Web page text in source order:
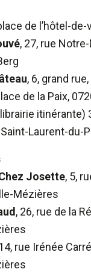
de l’hôtel-
, 27, rue
, 6, grand
de la Paix,
itinérante)
Laurent-du-
Josette, 5,
Mézières
, 26, rue de la
rue Irénée